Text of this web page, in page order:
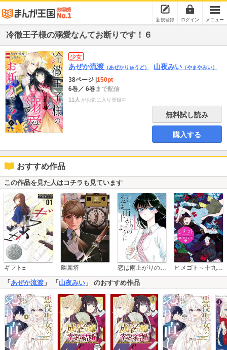
新規登録 ログイン メニュー
冷徹王子様の溺愛なんてお断りです！６
少女
あぜか流渡 （あぜかりゅうど） 山夜みい （やまやみい）
38ページ 150pt
6巻／ 6巻まで配信
11人 がお気に入り登録中
無料試し読み
購入する
おすすめ作品
この作品を見た人はコチラも見ています
ギフト± 幽麗塔 恋は雨上がりのように ヒメゴト～十九歳の制服～
「 あぜか流渡 」 「 山夜みい 」 のおすすめ作品